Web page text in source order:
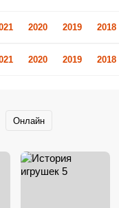
2020 2019 2018
2020 2019 2018
Онлайн